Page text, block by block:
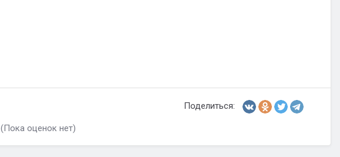
Поделиться:
(Пока оценок нет)